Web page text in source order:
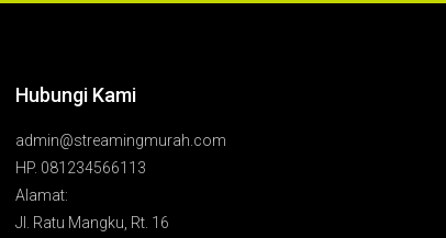
Hubungi Kami
admin@streamingmurah.com
HP. 081234566113
Alamat:
Jl. Ratu Mangku, Rt. 16